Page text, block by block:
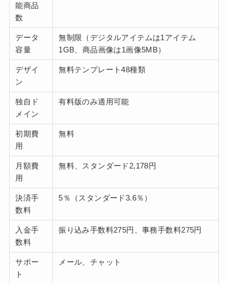
能商品
数
データ
容量
無制限（デジタルアイテムは1アイテム
1GB、商品画像は1画像5MB）
デザイ
ン
無料テンプレート48種類
独自ド
メイン
有料版のみ適用可能
初期費
用
無料
月額費
用
無料、スタンダード2,178円
決済手
数料
5％（スタンダード3.6％）
入金手
数料
振り込み手数料275円、事務手数料275円
サポー
ト
メール、チャット